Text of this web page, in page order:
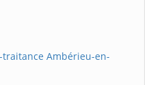
Ambérieu-en-